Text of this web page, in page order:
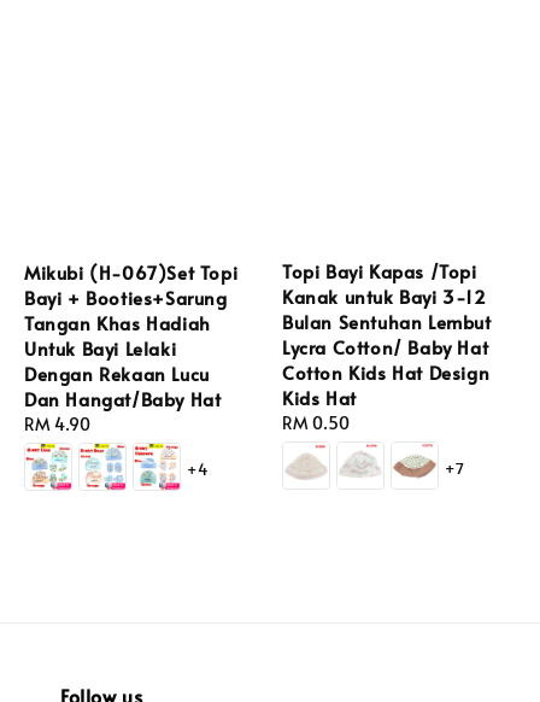
Mikubi (H-067)Set Topi
Bayi + Booties+Sarung
Tangan Khas Hadiah
Untuk Bayi Lelaki
Dengan Rekaan Lucu
Dan Hangat/Baby Hat
Regular
price
RM 4.90
+4
Topi Bayi Kapas /Topi
Kanak untuk Bayi 3-12
Bulan Sentuhan Lembut
Lycra Cotton/ Baby Hat
Cotton Kids Hat Design
Kids Hat
Regular
price
RM 0.50
+7
Follow us